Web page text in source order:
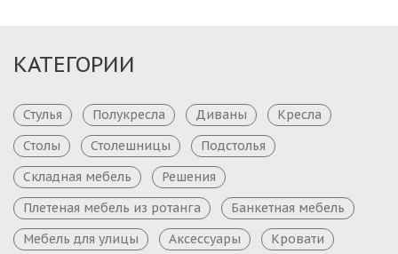
КАТЕГОРИИ
Стулья Полукресла Диваны
Кресла
Столы
Столешницы
Подстолья
Складная мебель
Решения
Плетеная мебель из ротанга
Банкетная мебель
Мебель для улицы
Аксессуары Кровати